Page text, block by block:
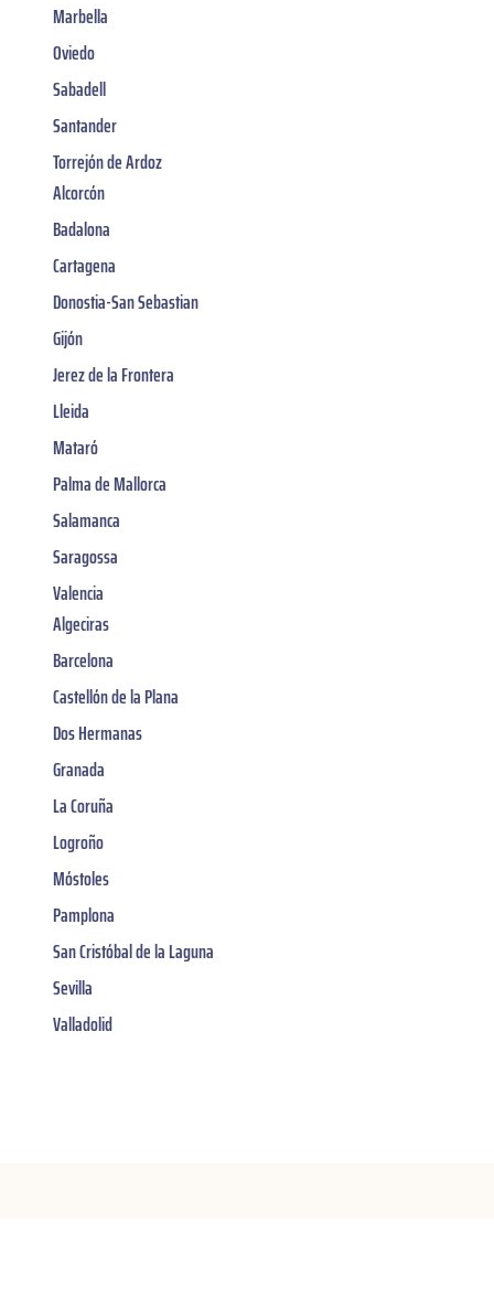
Marbella
Oviedo
Sabadell
Santander
Torrejón de Ardoz
Alcorcón
Badalona
Cartagena
Donostia-San Sebastian
Gijón
Jerez de la Frontera
Lleida
Mataró
Palma de Mallorca
Salamanca
Saragossa
Valencia
Algeciras
Barcelona
Castellón de la Plana
Dos Hermanas
Granada
La Coruña
Logroño
Móstoles
Pamplona
San Cristóbal de la Laguna
Sevilla
Valladolid